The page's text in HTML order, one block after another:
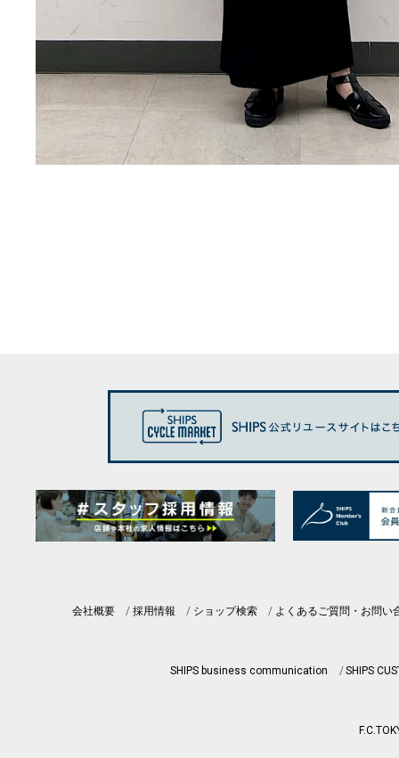
会社概要 採用情報 ショップ検索 よくあるご質問・お問い
SHIPS business communication SHIPS